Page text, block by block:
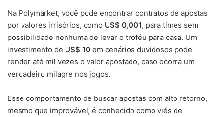
Na Polymarket, você pode encontrar contratos de apostas
por valores irrisórios, como US$ 0,001, para times sem
possibilidade nenhuma de levar o troféu para casa. Um
investimento de US$ 10 em cenários duvidosos pode
render até mil vezes o valor apostado, caso ocorra um
verdadeiro milagre nos jogos.
Esse comportamento de buscar apostas com alto retorno,
mesmo que improvável, é conhecido como viés de